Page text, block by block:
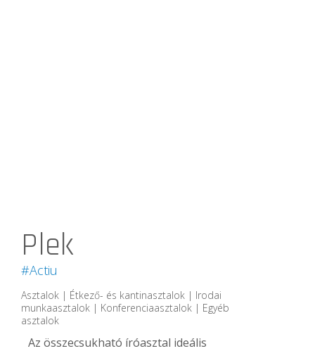
Plek
#Actiu
Asztalok | Étkező- és kantinasztalok | Irodai
munkaasztalok | Konferenciaasztalok | Egyéb
asztalok
Az összecsukható íróasztal ideális